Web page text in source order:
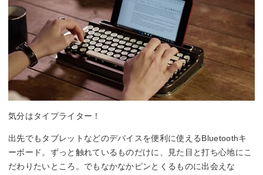
気分はタイプライター！
出先でもタブレットなどのデバイスを便利に使えるBluetoothキ
ーボード。ずっと触れているものだけに、見た目と打ち心地にこ
だわりたいところ。でもなかなかピンとくるものに出会えな